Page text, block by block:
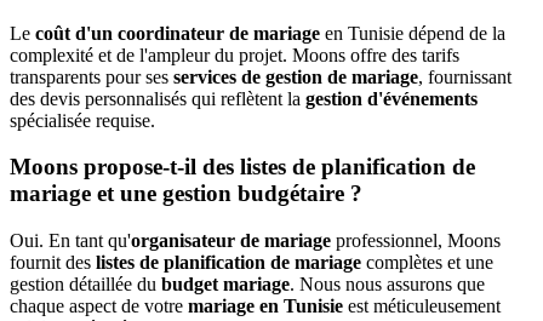
Le coût d'un coordinateur de mariage en Tunisie dépend de la
complexité et de l'ampleur du projet. Moons offre des tarifs
transparents pour ses services de gestion de mariage, fournissant
des devis personnalisés qui reflètent la gestion d'événements
spécialisée requise.
Moons propose-t-il des listes de planification de
mariage et une gestion budgétaire ?
Oui. En tant qu'organisateur de mariage professionnel, Moons
fournit des listes de planification de mariage complètes et une
gestion détaillée du budget mariage. Nous nous assurons que
chaque aspect de votre mariage en Tunisie est méticuleusement